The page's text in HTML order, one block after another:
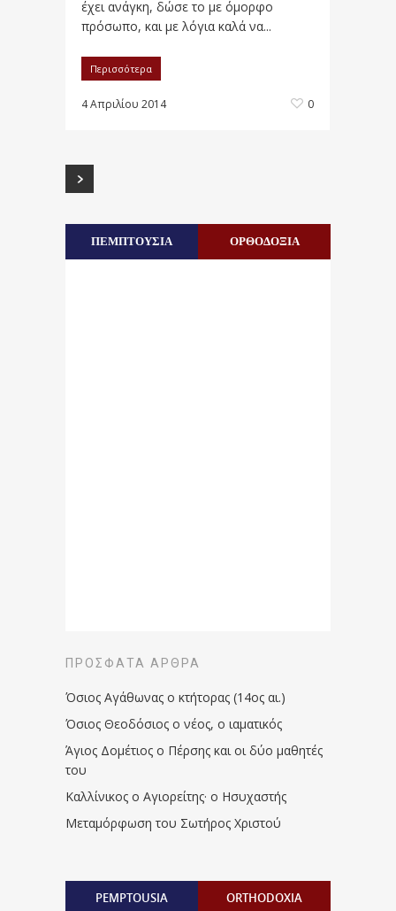
έχει ανάγκη, δώσε το με όμορφο
πρόσωπο, και με λόγια καλά να...
Περισσότερα
4 Απριλίου 2014 0
ΠΕΜΠΤΟΥΣΙΑ ΟΡΘΟΔΟΞΙΑ
ΠΡΌΣΦΑΤΑ ΆΡΘΡΑ
Όσιος Αγάθωνας ο κτήτορας (14ος αι.)
Όσιος Θεοδόσιος ο νέος, ο ιαματικός
Άγιος Δομέτιος ο Πέρσης και οι δύο μαθητές
του
Καλλίνικος ο Αγιορείτης · ο Ησυχαστής
Μεταμόρφωση του Σωτήρος Χριστού
PEMPTOUSIA ORTHODOXIA